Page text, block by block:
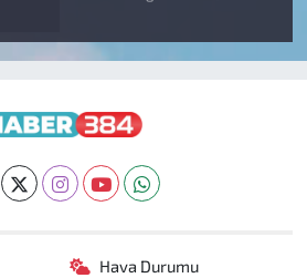
Hava Durumu